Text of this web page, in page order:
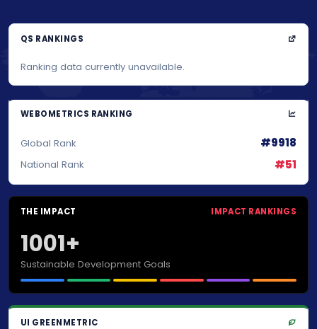
QS RANKINGS
Ranking data currently unavailable.
WEBOMETRICS RANKING
Global Rank #9918
National Rank #51
THE IMPACT IMPACT RANKINGS
1001+
Sustainable Development Goals
UI GREENMETRIC